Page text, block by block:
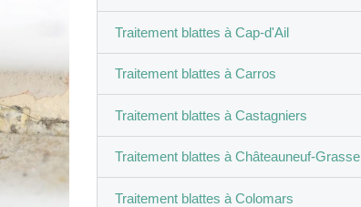
Traitement blattes à Cap-d'Ail
Traitement blattes à Carros
Traitement blattes à Castagniers
Traitement blattes à Châteauneuf-Grasse
Traitement blattes à Colomars